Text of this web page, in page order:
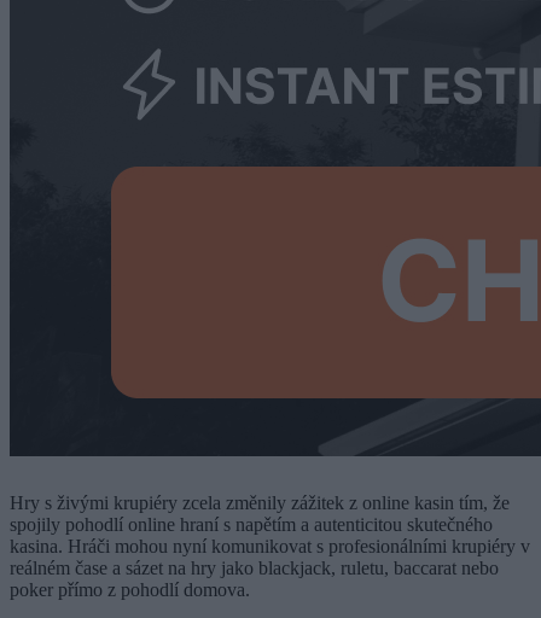
Hry s živými krupiéry zcela změnily zážitek z online kasin tím, že
spojily pohodlí online hraní s napětím a autenticitou skutečného
kasina. Hráči mohou nyní komunikovat s profesionálními krupiéry v
reálném čase a sázet na hry jako blackjack, ruletu, baccarat nebo
poker přímo z pohodlí domova.